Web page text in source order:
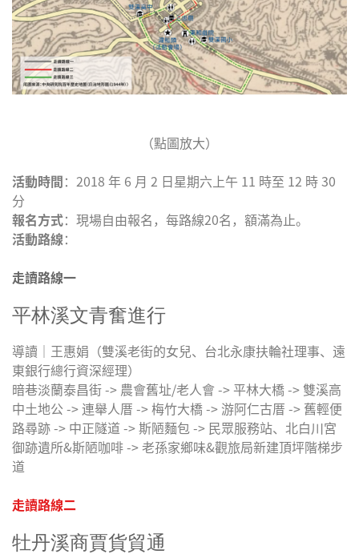
（點圖放大）
活動時間：2018 年 6 月 2 日星期六上午 11 時至 12 時 30
分
報名方式：現場自由報名，每路線20名，額滿為止。
活動路線：
走讀路線一
平林溪文青奮進行
導讀｜王惠娟（雙溪老街的女兒、台北永康扶輪社理事、遠
東銀行總行資深經理）
暗巷淡蘭泰昌街 -> 農會舊址/老人會 -> 平林大橋 -> 雙溪高
中土地公 -> 連舉人厝 -> 梅竹大橋 -> 游阿仁古厝 -> 舊輕便
路尋跡 -> 中正隧道 -> 斯陋麵包 -> 民眾服務站、北白川宮
御跡遺所&斯陋咖啡 -> 老孫家鄉味&觀旅局新建頂坪階梯步
道
走讀路線二
牡丹溪商賈貨貿通